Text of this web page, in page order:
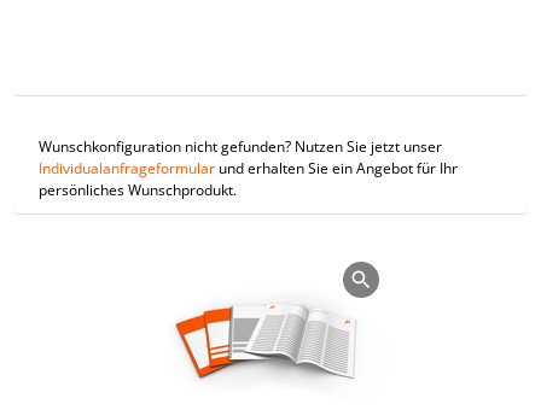
Wunschkonfiguration nicht gefunden? Nutzen Sie jetzt unser
Individualanfrageformular und erhalten Sie ein Angebot für Ihr
persönliches Wunschprodukt.